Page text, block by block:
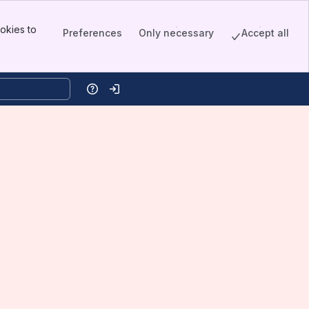
to
Preferences Only necessary Accept all
HelpLog in